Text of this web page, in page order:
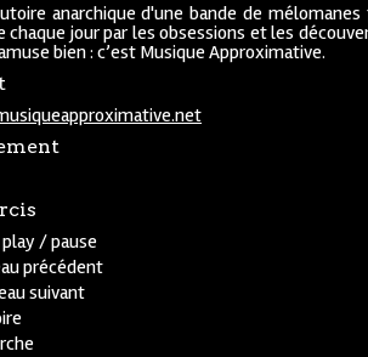
anarchique d'une bande de mélomanes
chaque jour par les obsessions et les
bien : c’est Musique Approximative.
/ pause
précédent
suivant